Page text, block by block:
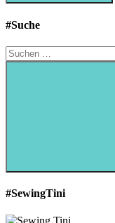
#Suche
Suchen
nach:
#SewingTini